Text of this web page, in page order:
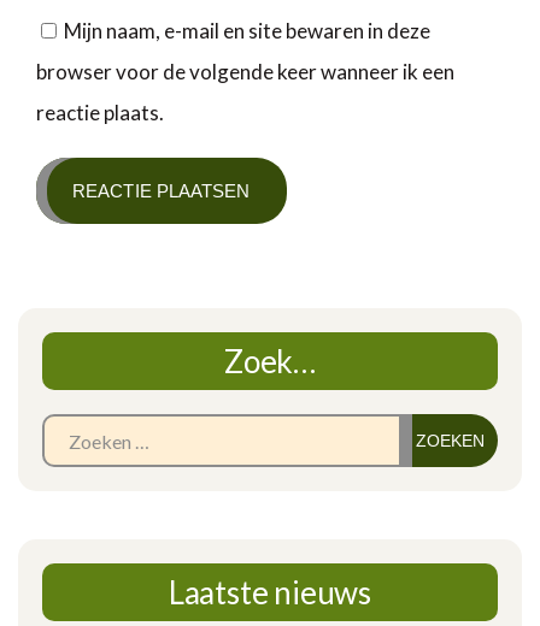
Mijn naam, e-mail en site bewaren in deze
browser voor de volgende keer wanneer ik een
reactie plaats.
Zoek…
Laatste nieuws